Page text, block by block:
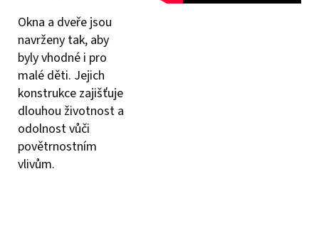
Okna a dveře jsou
navrženy tak, aby
byly vhodné i pro
malé děti. Jejich
konstrukce zajišťuje
dlouhou životnost a
odolnost vůči
povětrnostním
vlivům.